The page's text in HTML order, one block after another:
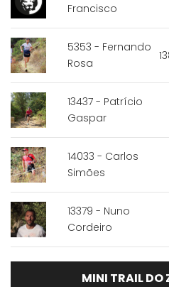
Francisco
5353 - Fernando
Rosa
13437 - Patrício
Gaspar
14033 - Carlos
Simões
13379 - Nuno
Cordeiro
MINI TRAIL DO